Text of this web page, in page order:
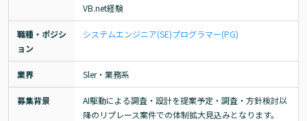
VB.net経験
職種・ポジシ
ョン
システムエンジニア(SE)プログラマー(PG)
業界 Sler・業務系
募集背景
AI駆動による調査・設計を提案予定・調査・方針検討以
降のリプレース案件での体制拡大見込みとなります。